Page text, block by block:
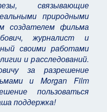
связывающие
природными
создателем фильма
журналист и
своими работами
и расследований.
за разрешение
и Morgan Film
пользоваться
поддержка!